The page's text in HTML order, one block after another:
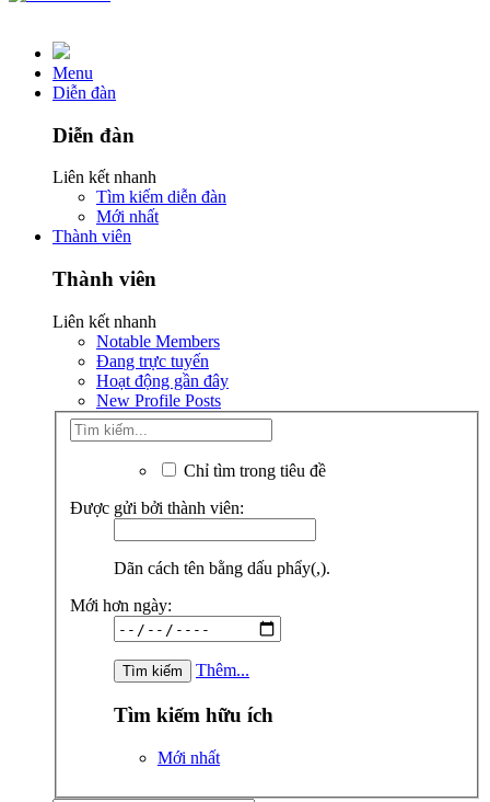
Menu
Diễn đàn
Diễn đàn
Liên kết nhanh
Tìm kiếm diễn đàn
Mới nhất
Thành viên
Thành viên
Liên kết nhanh
Notable Members
Đang trực tuyến
Hoạt động gần đây
New Profile Posts
Chỉ tìm trong tiêu đề
Được gửi bởi thành viên:
Dãn cách tên bằng dấu phẩy(,).
Mới hơn ngày:
Thêm...
Tìm kiếm hữu ích
Mới nhất